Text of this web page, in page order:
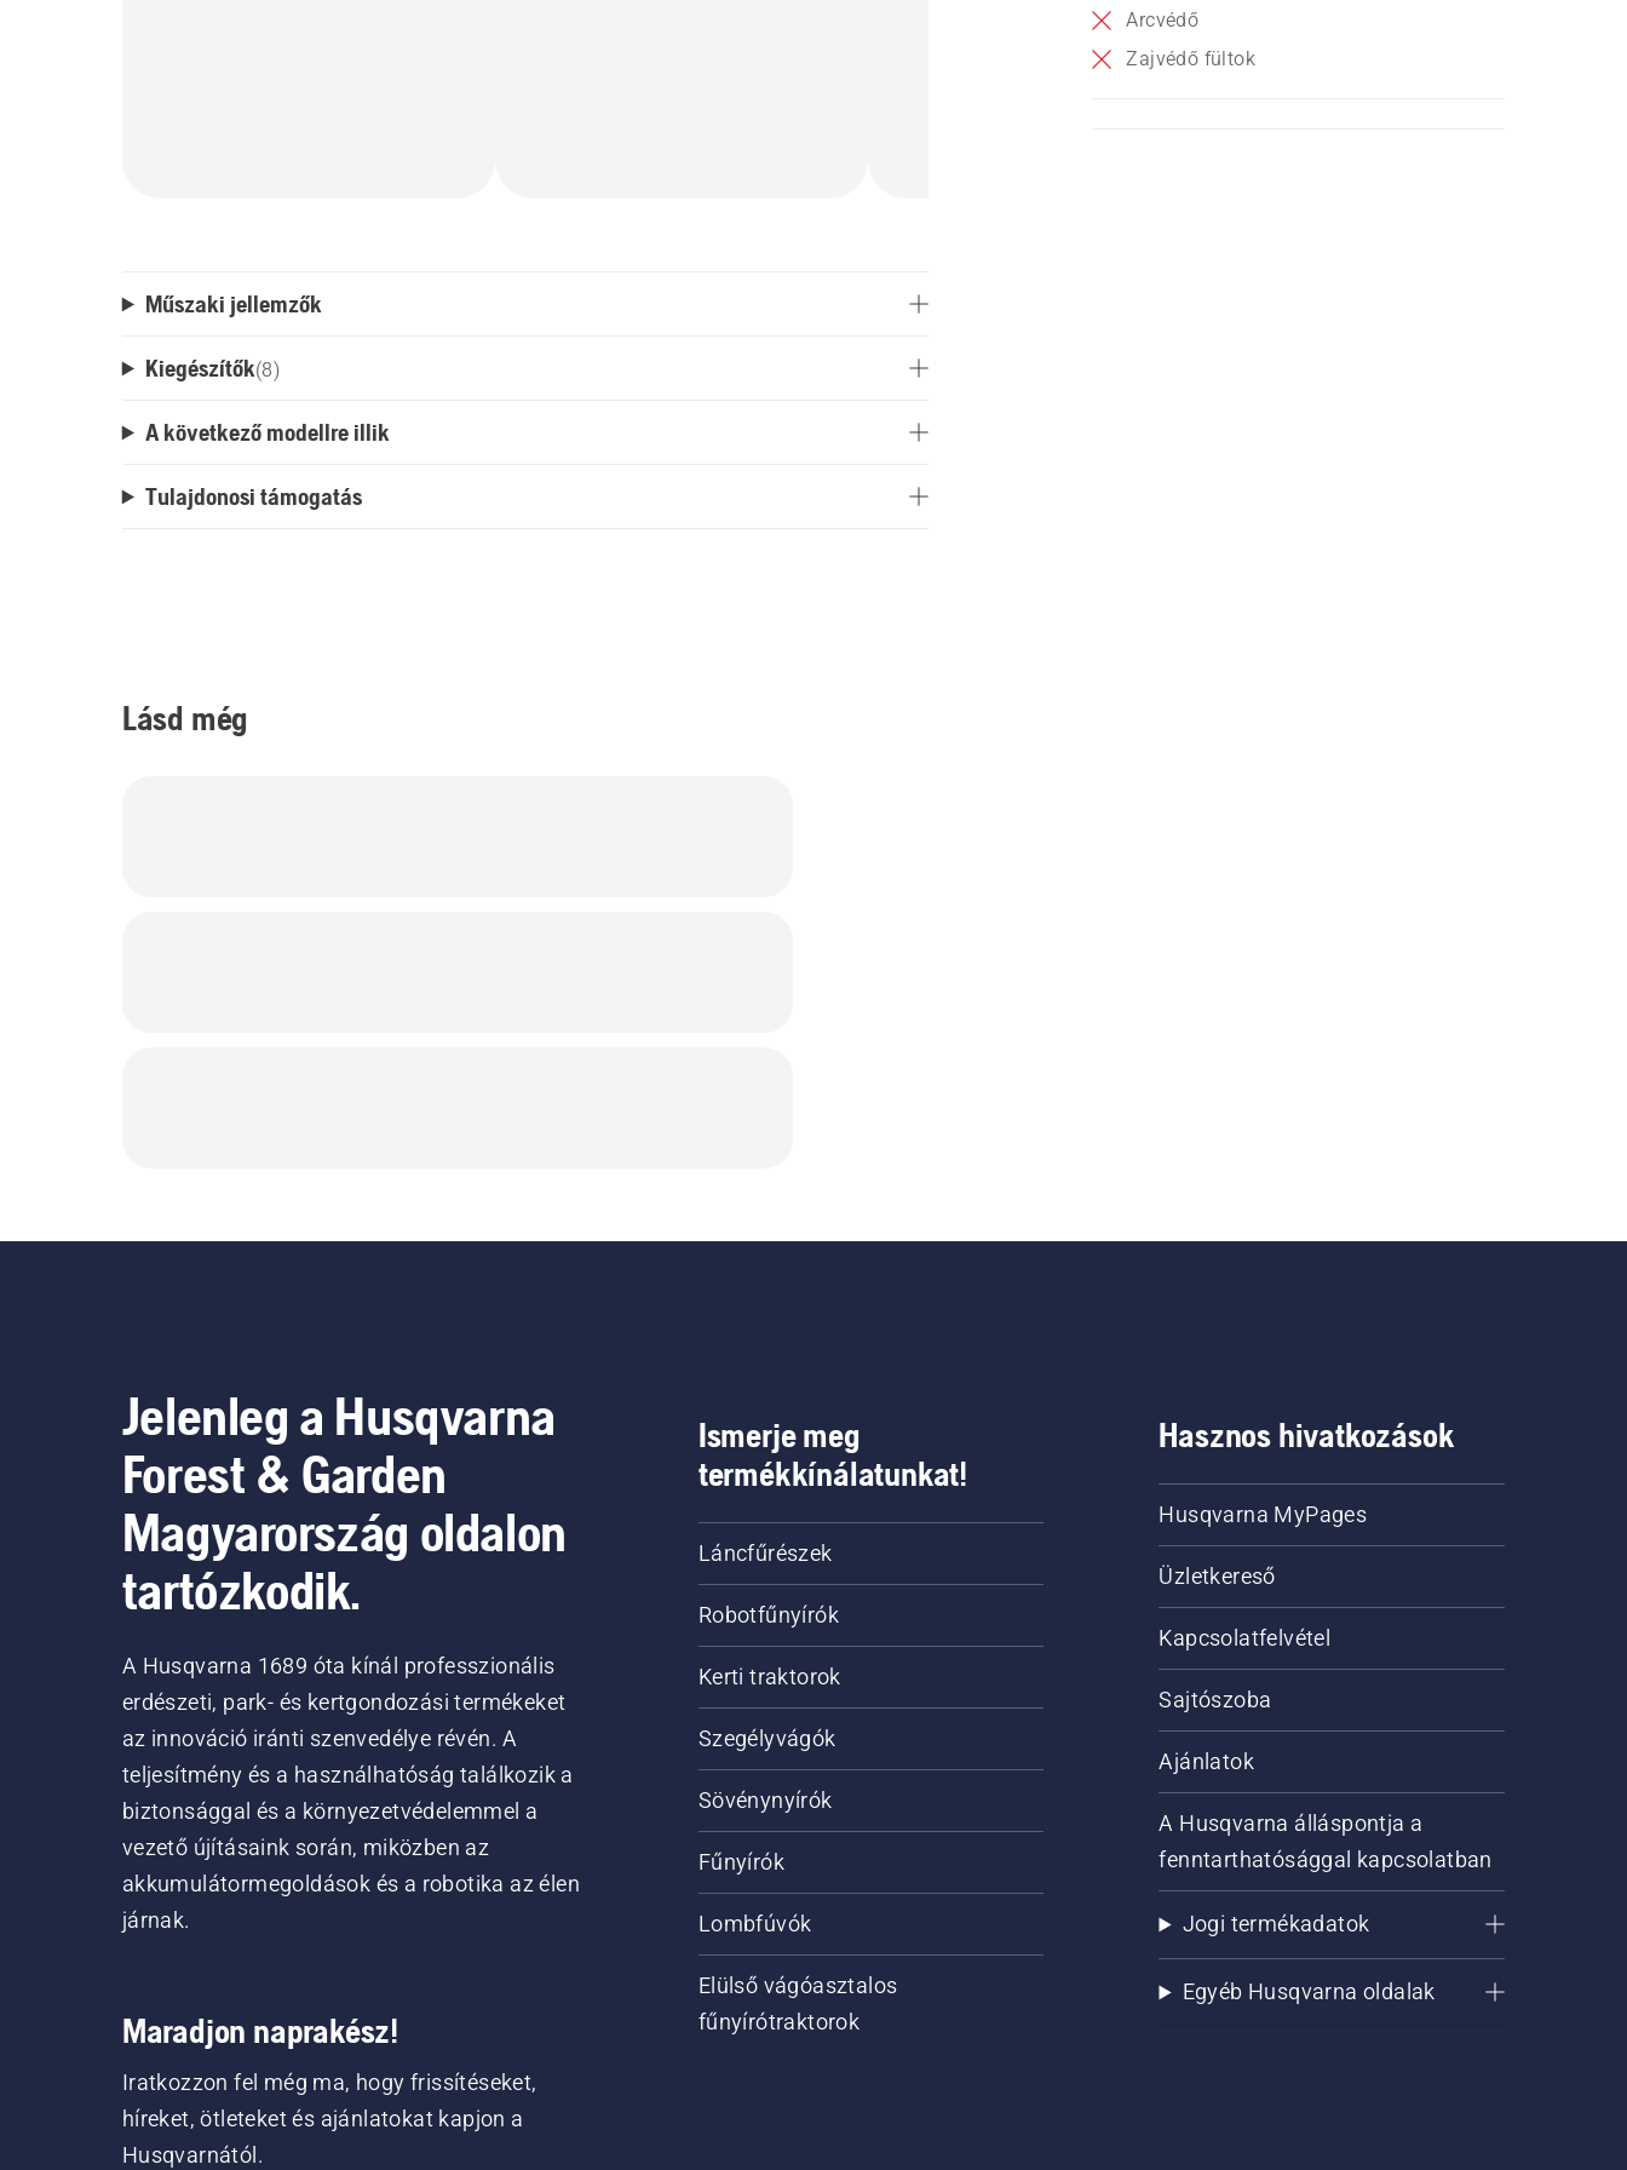
Arcvédő
Zajvédő fültok
Műszaki jellemzők
Kiegészítők(8)
A következő modellre illik
Tulajdonosi támogatás
Lásd még
Jelenleg a Husqvarna
Forest & Garden
Magyarország oldalon
tartózkodik.
A Husqvarna 1689 óta kínál professzionális
erdészeti, park- és kertgondozási termékeket
az innováció iránti szenvedélye révén. A
teljesítmény és a használhatóság találkozik a
biztonsággal és a környezetvédelemmel a
vezető újításaink során, miközben az
akkumulátormegoldások és a robotika az élen
járnak.
Maradjon naprakész!
Iratkozzon fel még ma, hogy frissítéseket,
híreket, ötleteket és ajánlatokat kapjon a
Husqvarnától.
Ismerje meg
termékkínálatunkat!
Láncfűrészek
Robotfűnyírók
Kerti traktorok
Szegélyvágók
Sövénynyírók
Fűnyírók
Lombfúvók
Elülső vágóasztalos
fűnyírótraktorok
Hasznos hivatkozások
Husqvarna MyPages
Üzletkereső
Kapcsolatfelvétel
Sajtószoba
Ajánlatok
A Husqvarna álláspontja a
fenntarthatósággal kapcsolatban
Jogi termékadatok
Egyéb Husqvarna oldalak